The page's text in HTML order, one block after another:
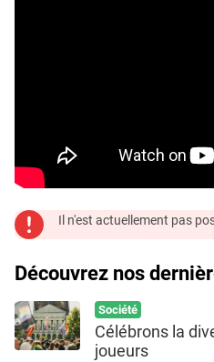
Il n'est actuellement pas
Découvrez nos
Société
Célébrons la
joueurs